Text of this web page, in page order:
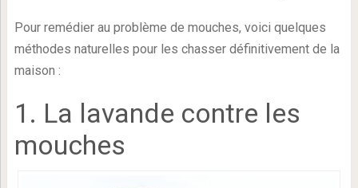
Pour remédier au problème de mouches, voici quelques
méthodes naturelles pour les chasser définitivement de la
maison :
1. La lavande contre les
mouches